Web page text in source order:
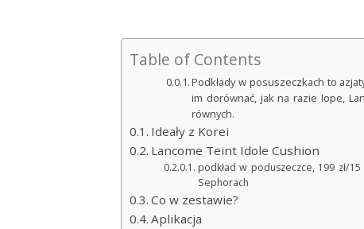
Table of Contents
Podkłady w posuszeczkach to
im dorównać, jak na razie Iope,
równych.
Ideały z Korei
Lancome Teint Idole Cushion
podkład w poduszeczce, 199 zł/
Sephorach
Co w zestawie?
Aplikacja